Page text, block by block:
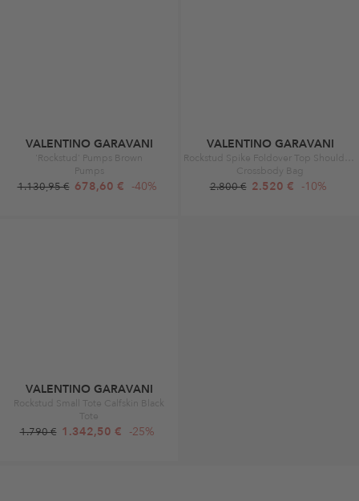
VALENTINO GARAVANI
'Rockstud' Pumps Brown
Pumps
1.130,95 € 678,60 € -40%
VALENTINO GARAVANI
Crossbody Bag
2.800 € 2.520 € -10%
VALENTINO GARAVANI
Rockstud Small Tote Calfskin Black
Tote
1.790 € 1.342,50 € -25%